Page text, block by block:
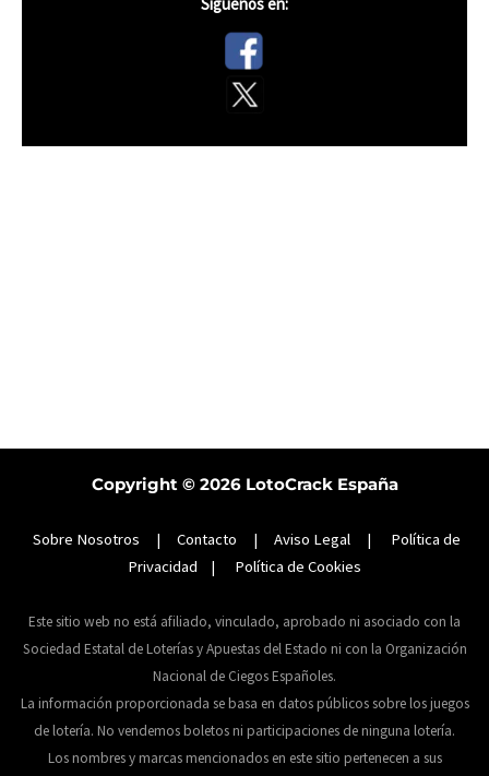
Síguenos en:
Copyright © 2026 LotoCrack España
Sobre Nosotros | Contacto | Aviso Legal | Política de
Privacidad | Política de Cookies
Este sitio web no está afiliado, vinculado, aprobado ni asociado con la
Sociedad Estatal de Loterías y Apuestas del Estado ni con la Organización
Nacional de Ciegos Españoles.
La información proporcionada se basa en datos públicos sobre los juegos
de lotería. No vendemos boletos ni participaciones de ninguna lotería.
Los nombres y marcas mencionados en este sitio pertenecen a sus